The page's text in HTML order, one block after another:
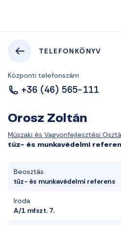
TELEFONKÖNYV
Központi telefonszám
+36 (46) 565-111
Orosz Zoltán
Műszaki és Vagyonfejlesztési
tűz- és munkavédelmi
Beosztás
tűz- és munkavédelmi referens
Iroda
A/1 mfszt. 7.